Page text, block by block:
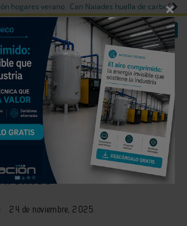
hogares verano Can Naiades huella de carbono
Es noticia Login empresas Registro
calor aire-agua con
y operación en
24 de noviembre, 2025
×